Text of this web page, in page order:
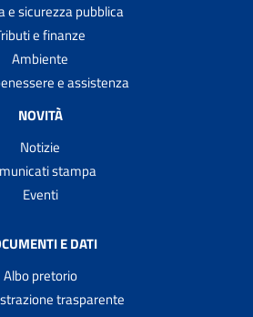
e sicurezza pubblica
e finanze
Ambiente
e assistenza
NOVITÀ
Notizie
stampa
Eventi
E DATI
Albo pretorio
trasparente